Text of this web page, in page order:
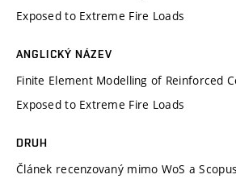
Exposed to Extreme Fire Loads
ANGLICKÝ NÁZEV
Finite Element Modelling of Reinforced
Exposed to Extreme Fire Loads
DRUH
Článek recenzovaný mimo WoS a Scopus